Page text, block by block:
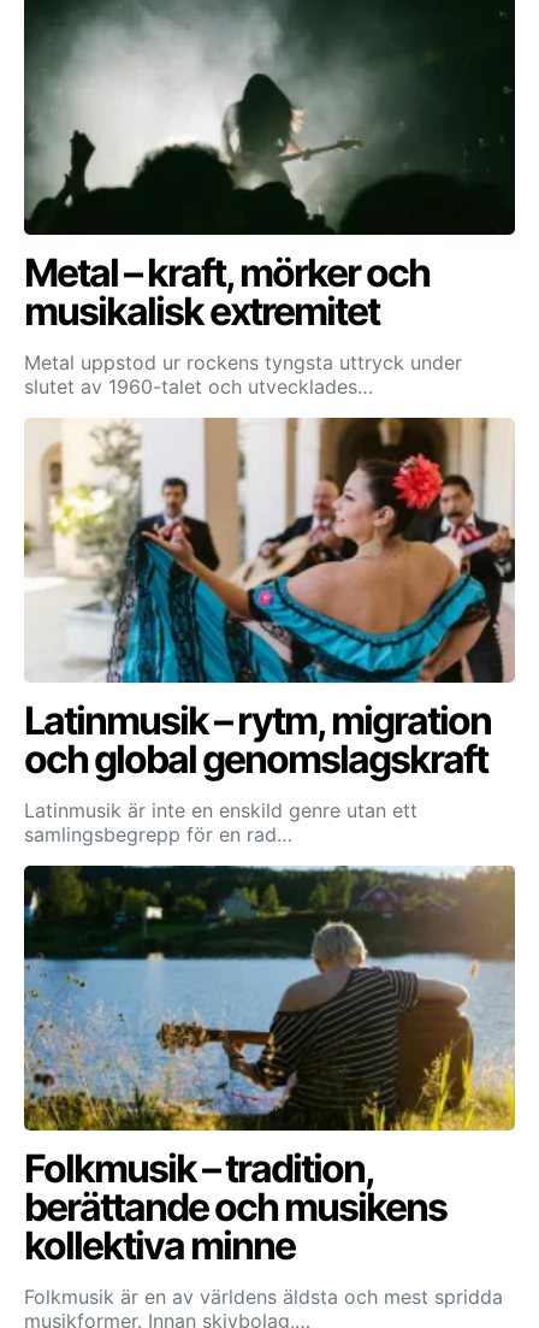
Metal – kraft, mörker och
musikalisk extremitet
Metal uppstod ur rockens tyngsta uttryck under
slutet av 1960-talet och utvecklades…
Latinmusik – rytm, migration
och global genomslagskraft
Latinmusik är inte en enskild genre utan ett
samlingsbegrepp för en rad…
Folkmusik – tradition,
berättande och musikens
kollektiva minne
Folkmusik är en av världens äldsta och mest spridda
musikformer. Innan skivbolag,…